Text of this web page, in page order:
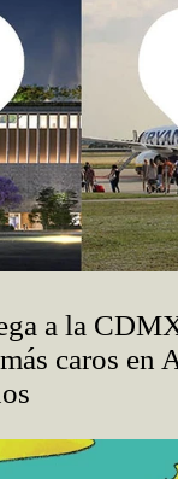
a la
caros en